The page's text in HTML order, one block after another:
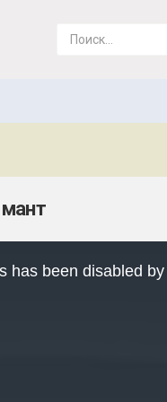
has been disabled